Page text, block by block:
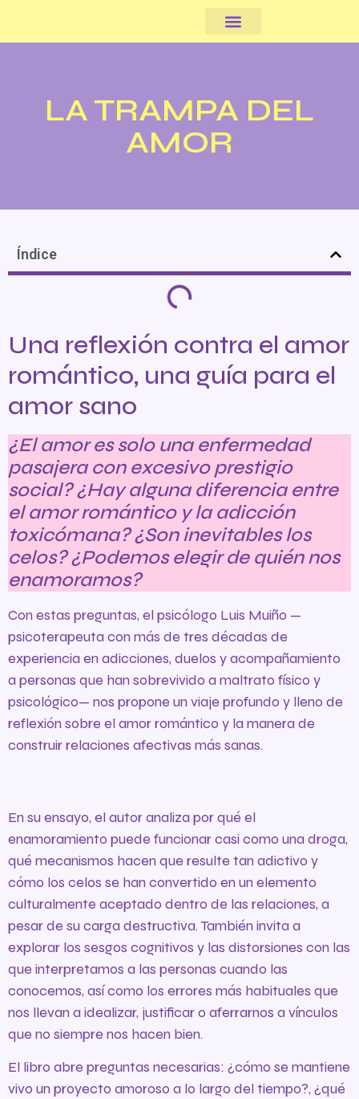
LA TRAMPA DEL
AMOR
Índice
Una reflexión contra el amor
romántico, una guía para el
amor sano
¿El amor es solo una enfermedad
pasajera con excesivo prestigio
social? ¿Hay alguna diferencia entre
el amor romántico y la adicción
toxicómana? ¿Son inevitables los
celos? ¿Podemos elegir de quién nos
enamoramos?
Con estas preguntas, el psicólogo Luis Muiño —
psicoterapeuta con más de tres décadas de
experiencia en adicciones, duelos y acompañamiento
a personas que han sobrevivido a maltrato físico y
psicológico— nos propone un viaje profundo y lleno de
reflexión sobre el amor romántico y la manera de
construir relaciones afectivas más sanas.
En su ensayo, el autor analiza por qué el
enamoramiento puede funcionar casi como una droga,
qué mecanismos hacen que resulte tan adictivo y
cómo los celos se han convertido en un elemento
culturalmente aceptado dentro de las relaciones, a
pesar de su carga destructiva. También invita a
explorar los sesgos cognitivos y las distorsiones con las
que interpretamos a las personas cuando las
conocemos, así como los errores más habituales que
nos llevan a idealizar, justificar o aferrarnos a vínculos
que no siempre nos hacen bien.
El libro abre preguntas necesarias: ¿cómo se mantiene
vivo un proyecto amoroso a lo largo del tiempo?, ¿qué